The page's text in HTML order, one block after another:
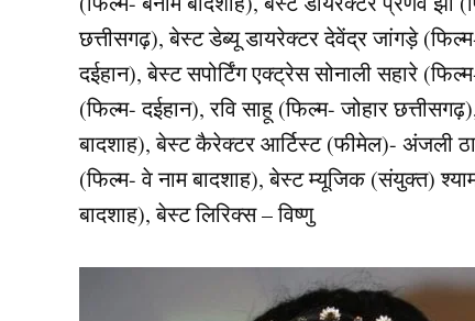
छत्तीसगढ़), बेस्ट डेब्यू डायरेक्टर देवेंद्र जांगड़े
दईहान), बेस्ट सपोर्टिंग एक्ट्रेस सोनाली सहारे
(फिल्म- दईहान), रवि साहू (फिल्म- जोहार
बादशाह), बेस्ट कैरेक्टर आर्टिस्ट (फीमेल)- अंजली
(फिल्म- वे नाम बादशाह), बेस्ट म्यूजिक (संयुक्त)
बादशाह), बेस्ट लिरिक्स – विष्णु